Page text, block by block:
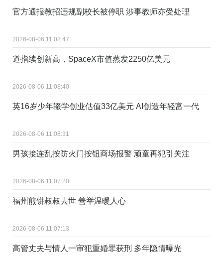
官方通报教招违规副校长被停职 涉事教师亦受处理
2026-08-06 11:08:47
道指续创新高，SpaceX市值蒸发2250亿美元
2026-08-06 11:08:40
英16岁少年辍学创业估值33亿美元 AI创造年轻富一代
2026-08-06 11:08:31
男孩接连乱按防火门按钮商场报警 顽童再犯引关注
2026-08-06 11:07:20
福州煎饼叔叔去世 善举温暖人心
2026-08-06 11:07:13
高管丈夫与情人一审犯重婚罪获刑 多年隐情曝光